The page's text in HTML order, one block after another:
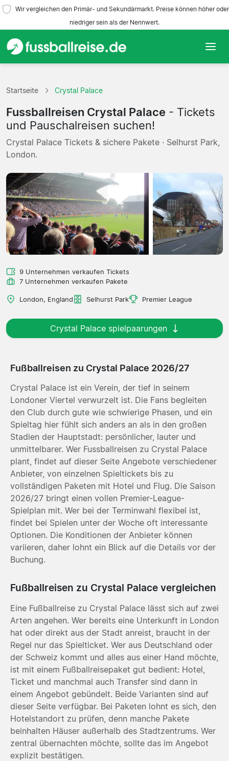
Wir vergleichen den Primär- und Sekundärmarkt. Preise können höher oder
niedriger sein als der Nennwert.
Mannschaften
Ligen
Reisebüros
Startseite Crystal Palace
Fussballreisen Crystal Palace - Tickets
und Pauschalreisen suchen!
Crystal Palace Tickets & sichere Pakete · Selhurst Park,
London.
9 Unternehmen verkaufen Tickets
7 Unternehmen verkaufen Pakete
London, England Selhurst Park Premier League
Crystal Palace spielpaarungen
Fußballreisen zu Crystal Palace 2026/27
Crystal Palace ist ein Verein, der tief in seinem
Londoner Viertel verwurzelt ist. Die Fans begleiten
den Club durch gute wie schwierige Phasen, und ein
Spieltag hier fühlt sich anders an als in den großen
Stadien der Hauptstadt: persönlicher, lauter und
unmittelbarer. Wer Fussballreisen zu Crystal Palace
plant, findet auf dieser Seite Angebote verschiedener
Anbieter, von einzelnen Spieltickets bis zu
vollständigen Paketen mit Hotel und Flug. Die Saison
2026/27 bringt einen vollen Premier-League-
Spielplan mit. Wer bei der Terminwahl flexibel ist,
findet bei Spielen unter der Woche oft interessante
Optionen. Die Konditionen der Anbieter können
variieren, daher lohnt ein Blick auf die Details vor der
Buchung.
Fußballreisen zu Crystal Palace vergleichen
Eine Fußballreise zu Crystal Palace lässt sich auf zwei
Arten angehen. Wer bereits eine Unterkunft in London
hat oder direkt aus der Stadt anreist, braucht in der
Regel nur das Spielticket. Wer aus Deutschland oder
der Schweiz kommt und alles aus einer Hand möchte,
ist mit einem Fußballreisepaket gut bedient: Hotel,
Ticket und manchmal auch Transfer sind dann in
einem Angebot gebündelt. Beide Varianten sind auf
dieser Seite verfügbar. Bei Paketen lohnt es sich, den
Hotelstandort zu prüfen, denn manche Pakete
beinhalten Häuser außerhalb des Stadtzentrums. Wer
zentral übernachten möchte, sollte das im Angebot
explizit bestätigen.